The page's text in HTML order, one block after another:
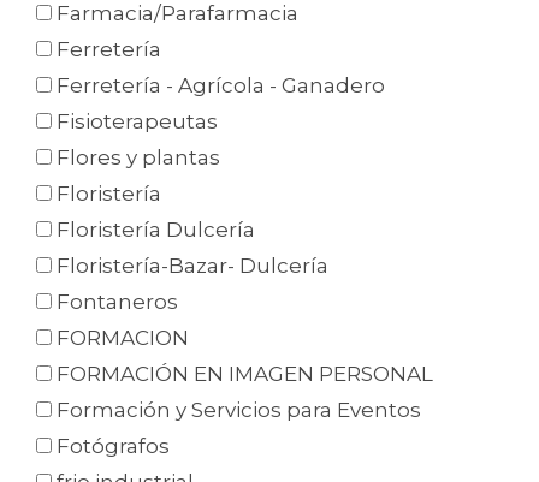
Farmacia/Parafarmacia
Ferretería
Ferretería - Agrícola - Ganadero
Fisioterapeutas
Flores y plantas
Floristería
Floristería Dulcería
Floristería-Bazar- Dulcería
Fontaneros
FORMACION
FORMACIÓN EN IMAGEN PERSONAL
Formación y Servicios para Eventos
Fotógrafos